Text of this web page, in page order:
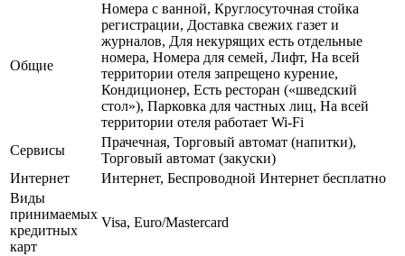
Общие
Номера с ванной, Круглосуточная стойка
регистрации, Доставка свежих газет и
журналов, Для некурящих есть отдельные
номера, Номера для семей, Лифт, На всей
территории отеля запрещено курение,
Кондиционер, Есть ресторан («шведский
стол»), Парковка для частных лиц, На всей
территории отеля работает Wi-Fi
Сервисы
Прачечная, Торговый автомат (напитки),
Торговый автомат (закуски)
Интернет
Интернет, Беспроводной Интернет бесплатно
Виды
принимаемых
кредитных
карт
Visa, Euro/Mastercard